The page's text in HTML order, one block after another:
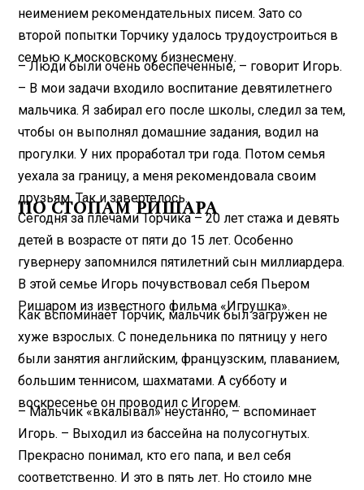
неимением рекомендательных писем. Зато со
второй попытки Торчику удалось трудоустроиться в
семью к московскому бизнесмену.
– Люди были очень обеспеченные, – говорит Игорь.
– В мои задачи входило воспитание девятилетнего
мальчика. Я забирал его после школы, следил за тем,
чтобы он выполнял домашние задания, водил на
прогулки. У них проработал три года. Потом семья
уехала за границу, а меня рекомендовала своим
друзьям. Так и завертелось.
ПО СТОПАМ РИШАРА
Сегодня за плечами Торчика – 20 лет стажа и девять
детей в возрасте от пяти до 15 лет. Особенно
гувернеру запомнился пятилетний сын миллиардера.
В этой семье Игорь почувствовал себя Пьером
Ришаром из известного фильма «Игрушка».
Как вспоминает Торчик, мальчик был загружен не
хуже взрослых. С понедельника по пятницу у него
были занятия английским, французским, плаванием,
большим теннисом, шахматами. А субботу и
воскресенье он проводил с Игорем.
– Мальчик «вкалывал» неустанно, – вспоминает
Игорь. – Выходил из бассейна на полусогнутых.
Прекрасно понимал, кто его папа, и вел себя
соответственно. И это в пять лет. Но стоило мне